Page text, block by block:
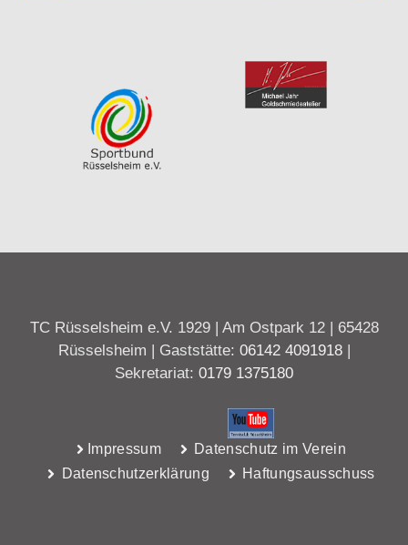
TC Rüsselsheim e.V. 1929 | Am Ostpark 12 | 65428
Rüsselsheim | Gaststätte: 06142 4091918|
Sekretariat: 0179 1375180
Impressum
Datenschutz im Verein
Datenschutzerklärung
Haftungsausschuss